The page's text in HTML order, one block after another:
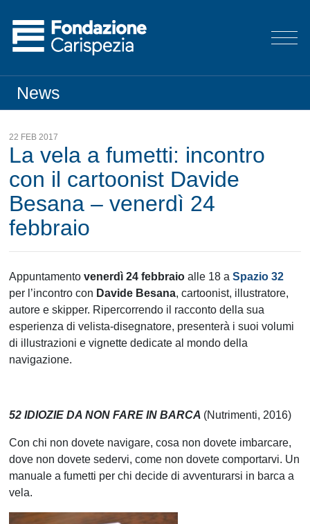
News
22 FEB 2017
La vela a fumetti: incontro
con il cartoonist Davide
Besana – venerdì 24
febbraio
Appuntamentovenerdì 24 febbraio alle 18 aSpazio 32
per l’incontro con Davide Besana, cartoonist, illustratore,
autore e skipper. Ripercorrendo il racconto della sua
esperienza di velista-disegnatore, presenterà i suoi volumi
di illustrazioni e vignette dedicate al mondo della
navigazione.
52 IDIOZIE DA NON FARE IN BARCA (Nutrimenti, 2016)
Con chi non dovete navigare, cosa non dovete imbarcare,
dove non dovete sedervi, come non dovete comportarvi. Un
manuale a fumetti per chi decide di avventurarsi in barca a
vela.